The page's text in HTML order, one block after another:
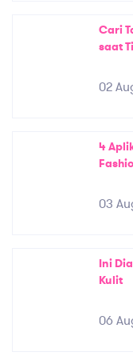
Cari
saat
02
4
03
Ini
Kulit
06